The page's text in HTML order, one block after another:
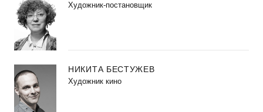
Художник-постановщик
НИКИТА БЕСТУЖЕВ
Художник кино